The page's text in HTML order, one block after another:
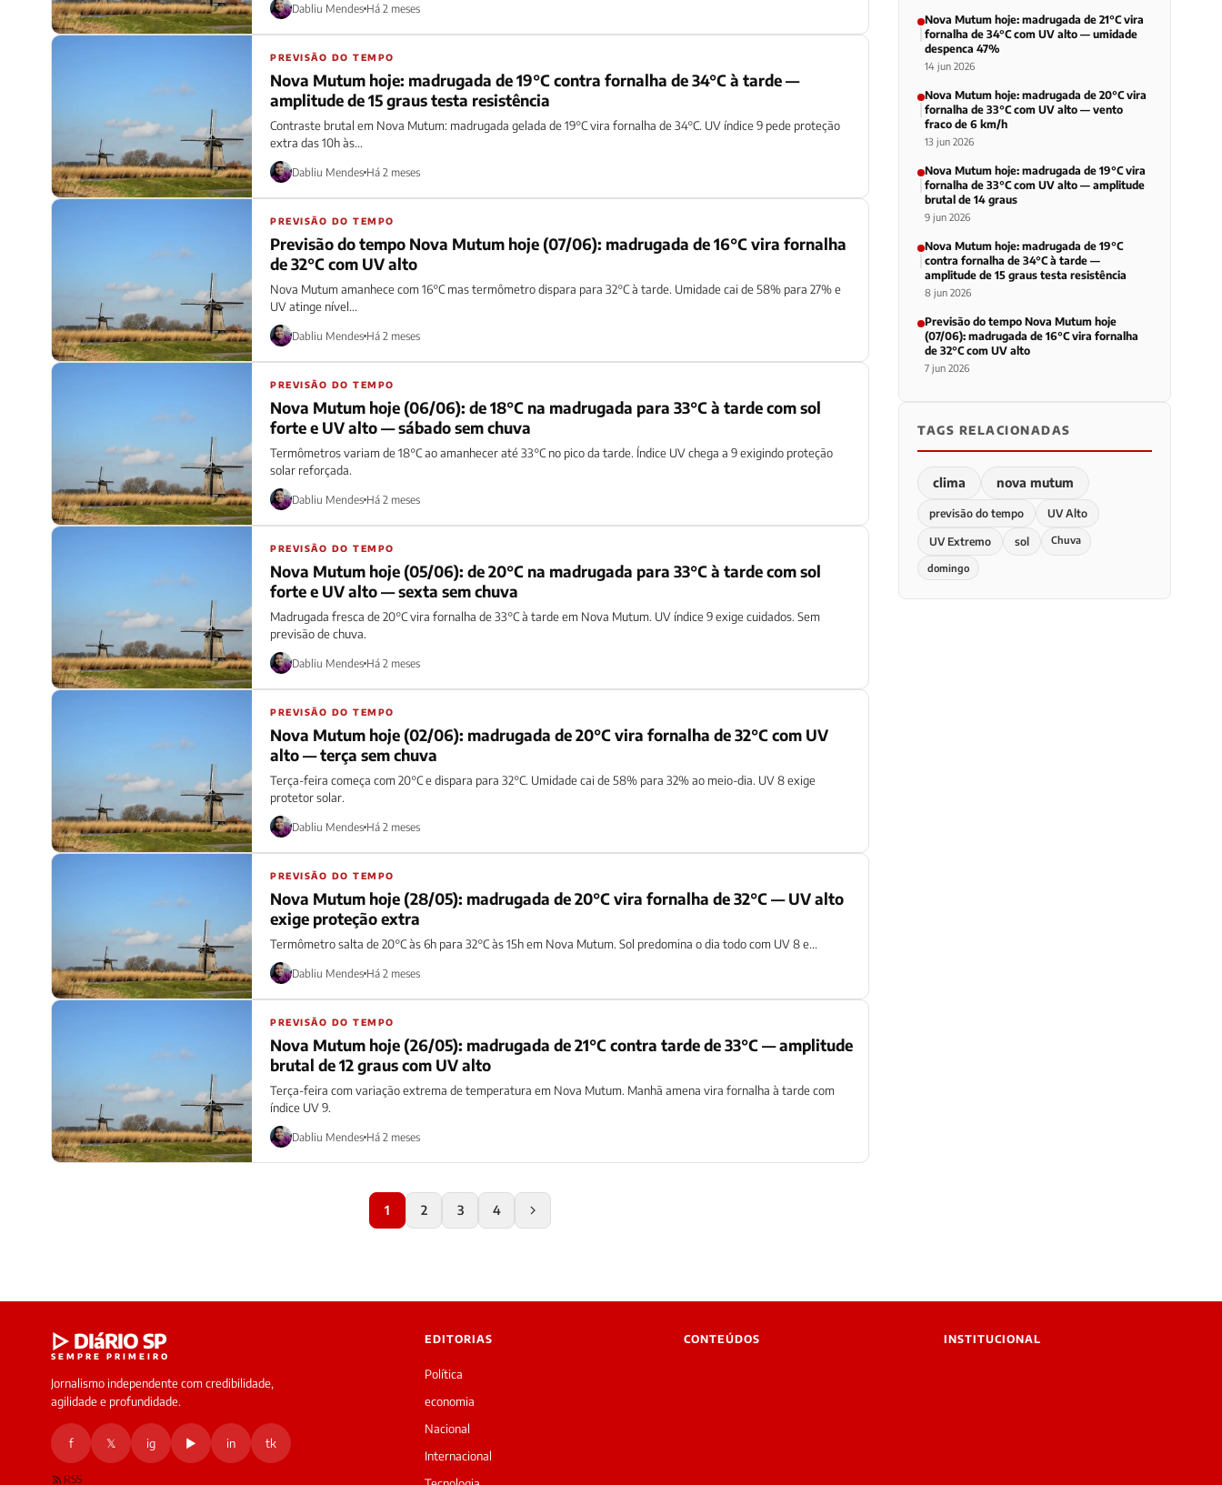
Dabliu Mendes Há 2 meses
PREVISÃO DO TEMPO
Nova Mutum hoje: madrugada de 19°C contra fornalha de 34°C à tarde —
amplitude de 15 graus testa resistência
Contraste brutal em Nova Mutum: madrugada gelada de 19°C vira fornalha de 34°C. UV índice 9 pede proteção
extra das 10h às...
Dabliu Mendes Há 2 meses
PREVISÃO DO TEMPO
Previsão do tempo Nova Mutum hoje (07/06): madrugada de 16°C vira fornalha
de 32°C com UV alto
Nova Mutum amanhece com 16°C mas termômetro dispara para 32°C à tarde. Umidade cai de 58% para 27% e
UV atinge nível...
Dabliu Mendes Há 2 meses
PREVISÃO DO TEMPO
Nova Mutum hoje (06/06): de 18°C na madrugada para 33°C à tarde com sol
forte e UV alto — sábado sem chuva
Termômetros variam de 18°C ao amanhecer até 33°C no pico da tarde. Índice UV chega a 9 exigindo proteção
solar reforçada.
Dabliu Mendes Há 2 meses
PREVISÃO DO TEMPO
Nova Mutum hoje (05/06): de 20°C na madrugada para 33°C à tarde com sol
forte e UV alto — sexta sem chuva
Madrugada fresca de 20°C vira fornalha de 33°C à tarde em Nova Mutum. UV índice 9 exige cuidados. Sem
previsão de chuva.
Dabliu Mendes Há 2 meses
PREVISÃO DO TEMPO
Nova Mutum hoje (02/06): madrugada de 20°C vira fornalha de 32°C com UV
alto — terça sem chuva
Terça-feira começa com 20°C e dispara para 32°C. Umidade cai de 58% para 32% ao meio-dia. UV 8 exige
protetor solar.
Dabliu Mendes Há 2 meses
PREVISÃO DO TEMPO
Nova Mutum hoje (28/05): madrugada de 20°C vira fornalha de 32°C — UV alto
exige proteção extra
Termômetro salta de 20°C às 6h para 32°C às 15h em Nova Mutum. Sol predomina o dia todo com UV 8 e...
Dabliu Mendes Há 2 meses
PREVISÃO DO TEMPO
Nova Mutum hoje (26/05): madrugada de 21°C contra tarde de 33°C — amplitude
brutal de 12 graus com UV alto
Terça-feira com variação extrema de temperatura em Nova Mutum. Manhã amena vira fornalha à tarde com
índice UV 9.
Dabliu Mendes Há 2 meses
1 2 3 4
Nova Mutum hoje: madrugada de 21°C vira
fornalha de 34°C com UV alto — umidade
despenca 47%
14 jun 2026
Nova Mutum hoje: madrugada de 20°C vira
fornalha de 33°C com UV alto — vento
fraco de 6 km/h
13 jun 2026
Nova Mutum hoje: madrugada de 19°C vira
fornalha de 33°C com UV alto — amplitude
brutal de 14 graus
9 jun 2026
Nova Mutum hoje: madrugada de 19°C
contra fornalha de 34°C à tarde —
amplitude de 15 graus testa resistência
8 jun 2026
Previsão do tempo Nova Mutum hoje
(07/06): madrugada de 16°C vira fornalha
de 32°C com UV alto
7 jun 2026
TAGS RELACIONADAS
clima nova mutum
previsão do tempo UV Alto
UV Extremo sol Chuva
domingo
▷ DIáRIO SP
SEMPRE PRIMEIRO
Jornalismo independente com credibilidade,
agilidade e profundidade.
f 𝕏 ig ▶ in tk
RSS
EDITORIAS
Política
economia
Nacional
Internacional
CONTEÚDOS INSTITUCIONAL